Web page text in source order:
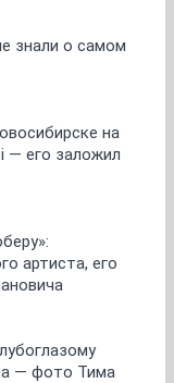
знали о самом
на
— его заложил
артиста, его
— фото Тима